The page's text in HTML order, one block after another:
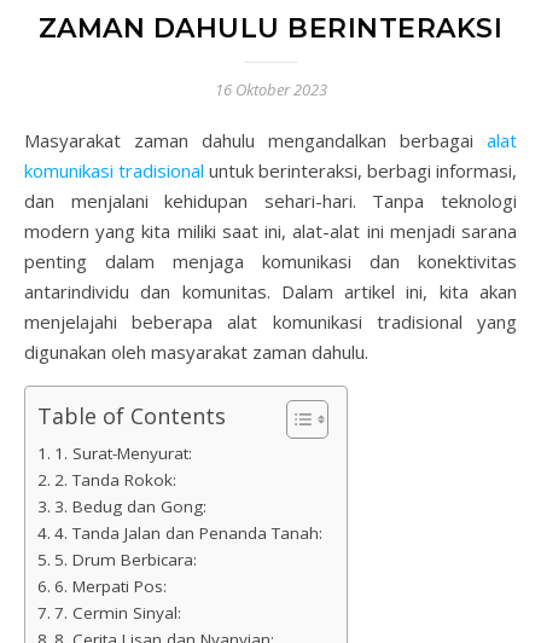
ZAMAN DAHULU BERINTERAKSI
16 Oktober 2023
Masyarakat zaman dahulu mengandalkan berbagai alat
komunikasi tradisional untuk berinteraksi, berbagi informasi,
dan menjalani kehidupan sehari-hari. Tanpa teknologi
modern yang kita miliki saat ini, alat-alat ini menjadi sarana
penting dalam menjaga komunikasi dan konektivitas
antarindividu dan komunitas. Dalam artikel ini, kita akan
menjelajahi beberapa alat komunikasi tradisional yang
digunakan oleh masyarakat zaman dahulu.
Table of Contents
1. Surat-Menyurat:
2. Tanda Rokok:
3. Bedug dan Gong:
4. Tanda Jalan dan Penanda Tanah:
5. Drum Berbicara:
6. Merpati Pos:
7. Cermin Sinyal: